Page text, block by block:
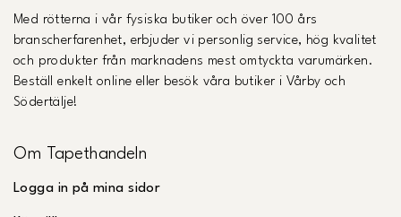
Med rötterna i vår fysiska butiker och över 100 års
branscherfarenhet, erbjuder vi personlig service, hög kvalitet
och produkter från marknadens mest omtyckta varumärken.
Beställ enkelt online eller besök våra butiker i Vårby och
Södertälje!
Om Tapethandeln
Logga in på mina sidor